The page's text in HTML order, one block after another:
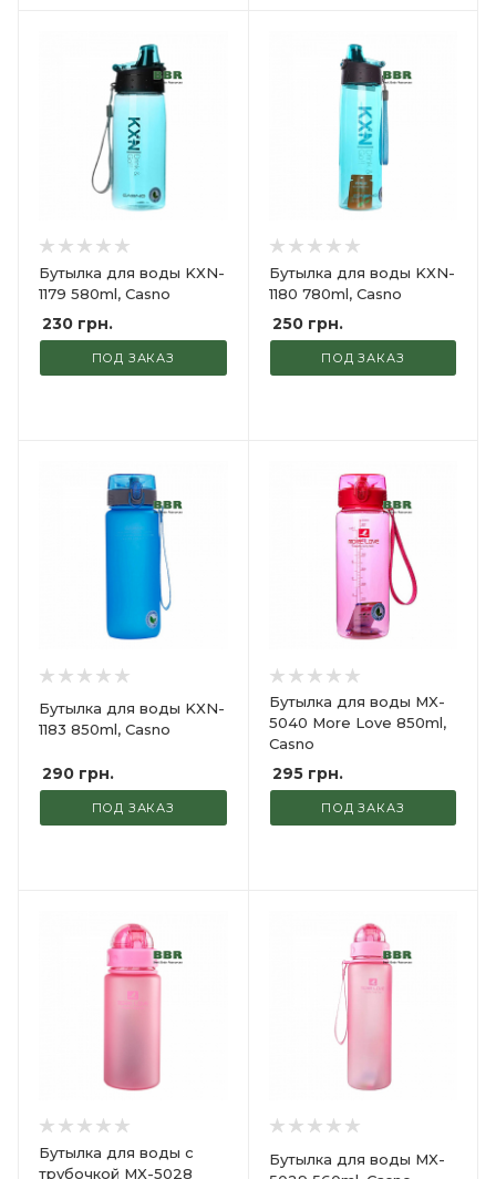
Бутылка для воды KXN-
1179 580ml, Casno
230 грн.
ПОД ЗАКАЗ
Бутылка для воды KXN-
1180 780ml, Casno
250грн.
ПОД ЗАКАЗ
Бутылка для воды KXN-
1183 850ml, Casno
290 грн.
ПОД ЗАКАЗ
Бутылка для воды MX-
5040 More Love 850ml,
Casno
295грн.
ПОД ЗАКАЗ
Бутылка для воды с
трубочкой MX-5028
Бутылка для воды MX-